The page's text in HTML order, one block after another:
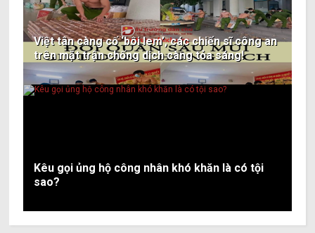
Việt tân càng cố ‘bôi lem’, các chiến sĩ công an
trên mặt trận chống dịch càng tỏa sáng!
Kêu gọi ủng hộ công nhân khó khăn là có tội
sao?